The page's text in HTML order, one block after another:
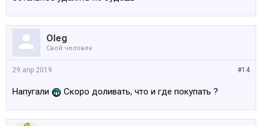
Oleg
Свой человек
#14
29 апр 2019
Напугали Скоро доливать, что и где покупать ?